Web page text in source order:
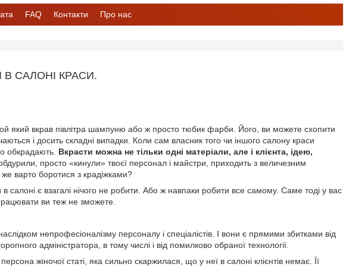
FAQ Контакти Про нас
В САЛОНІ КРАСИ.
який вкрав півлітра шампуню або ж просто тюбик фарби. Його, ви можете схопити
і досить складні випадки. Коли сам власник того чи іншого салону краси
обкрадають. Вкрасти можна не тільки одні матеріали, але і клієнта, ідею,
просто «кинули» твоєї персонал і майстри, приходить з величезним
варто боротися з крадіжками?
є взагалі нічого не робити. Або ж навпаки робити все самому. Саме тоді у вас
ви теж не зможете.
непрофесіоналізму персоналу і спеціалістів. І вони є прямими збитками від
адміністратора, в тому числі і від помилково обраної технології.
жіночої статі, яка сильно скаржилася, що у неї в салоні клієнтів немає. Її